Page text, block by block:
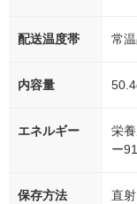
配送温度帯 常
内容量
エネルギー
栄
ー
保存方法
直